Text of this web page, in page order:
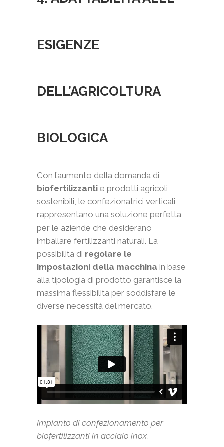
ESIGENZE
DELL’AGRICOLTURA
BIOLOGICA
Con l’aumento della domanda di
biofertilizzanti e prodotti agricoli
sostenibili, le confezionatrici verticali
rappresentano una soluzione perfetta
per le aziende che desiderano
imballare fertilizzanti naturali. La
possibilità di regolare le
impostazioni della macchina in base
alla tipologia di prodotto garantisce la
massima flessibilità per soddisfare le
diverse necessità del mercato.
Impianto di confezionamento per
biofertilizzanti in acciaio inox.